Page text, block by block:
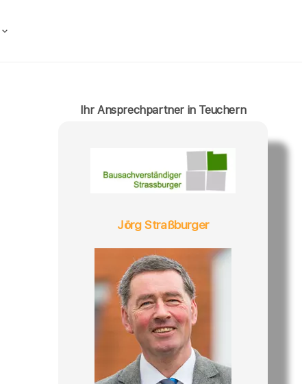
Ihr Ansprechpartner in Teuchern
Jörg Straßburger